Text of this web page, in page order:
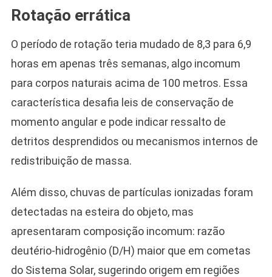
Rotação errática
O período de rotação teria mudado de 8,3 para 6,9
horas em apenas três semanas, algo incomum
para corpos naturais acima de 100 metros. Essa
característica desafia leis de conservação de
momento angular e pode indicar ressalto de
detritos desprendidos ou mecanismos internos de
redistribuição de massa.
Além disso, chuvas de partículas ionizadas foram
detectadas na esteira do objeto, mas
apresentaram composição incomum: razão
deutério-hidrogênio (D/H) maior que em cometas
do Sistema Solar, sugerindo origem em regiões